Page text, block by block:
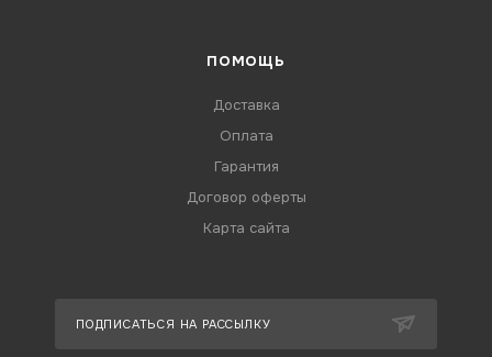
ПОМОЩЬ
Доставка
Оплата
Гарантия
Договор оферты
Карта сайта
ПОДПИСАТЬСЯ НА РАССЫЛКУ